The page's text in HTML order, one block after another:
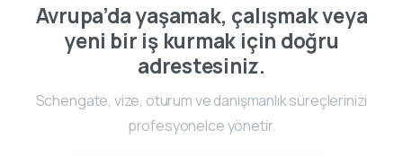
Avrupa’da yaşamak, çalışmak veya
yeni bir iş kurmak için doğru
adrestesiniz.
Schengate, vize, oturum ve danışmanlık süreçlerinizi
profesyonelce yönetir.